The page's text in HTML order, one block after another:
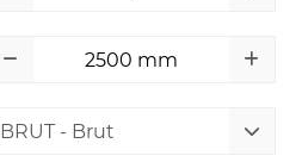
BRUT - Brut